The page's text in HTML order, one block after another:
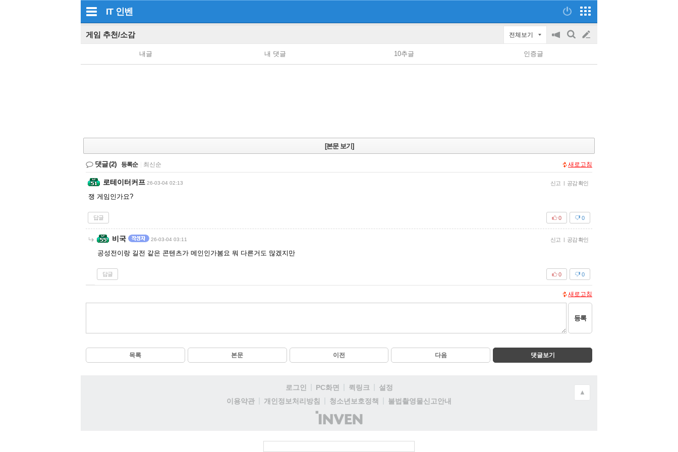
IT 인벤
게임 추천/소감 전체보기
공
on/off
검
글
쓰
내글 내 댓글 10추글 인증글
[본문 보기]
댓글(2) 등록순 최신순 새로고침
로테이터커프 26-03-04 02:13 신고 | 공감 확인
쟁 게임인가요?
답글 0
0
비국 26-03-04 03:11 신고 | 공감 확인
공성전이랑 길전 같은 콘텐츠가 메인인가봄요 뭐 다른거도 많겠지만
답글 0
0
새로고침
등록
목록 본문 이전 다음 댓글보기
로그인 PC화면 퀵링크
설정
이용약관
개인정보처리방침 청소년보호정책
불법촬영물신고안내
(주)
인
▲